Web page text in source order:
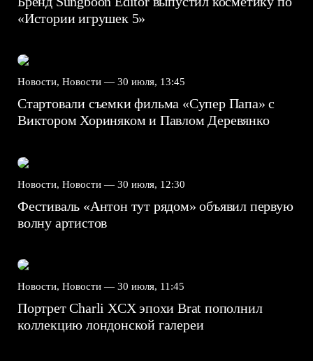
«Истории игрушек 5»
Новости, Новости — 30 июля, 13:45
Стартовали съемки фильма «Супер Папа» с
Виктором Хориняком и Павлом Деревянко
Новости, Новости — 30 июля, 12:30
Фестиваль «Антон тут рядом» объявил первую
волну артистов
Новости, Новости — 30 июля, 11:45
Портрет Charli XCX эпохи Brat пополнил
коллекцию лондонской галереи